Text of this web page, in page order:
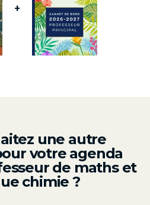
+
une autre
votre agenda
de maths et
chimie ?